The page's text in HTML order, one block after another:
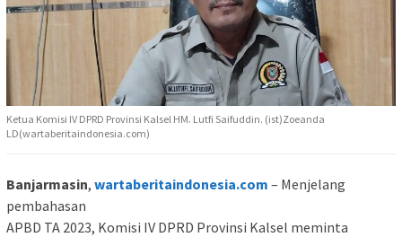
Ketua Komisi IV DPRD Provinsi Kalsel HM. Lutfi Saifuddin. (ist)Zoeanda
LD(wartaberitaindonesia.com)
Banjarmasin, wartaberitaindonesia.com – Menjelang
pembahasan
APBD TA 2023, Komisi IV DPRD Provinsi Kalsel meminta